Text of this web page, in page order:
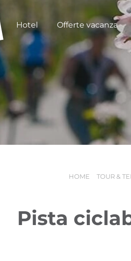
Hotel Offerte vacanza
HOME TOUR &
Pista